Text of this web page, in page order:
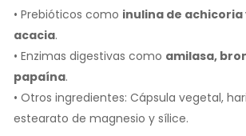
• Prebióticos como inulina de achicoria
acacia.
• Enzimas digestivas como amilasa,
papaína.
• Otros ingredientes: Cápsula vegetal,
estearato de magnesio y sílice.